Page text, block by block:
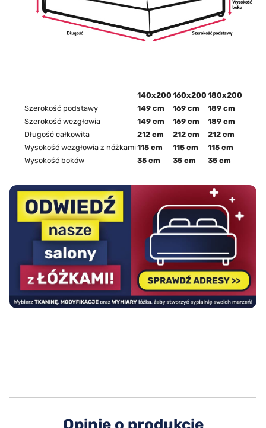
140x200 160x200 180x200
Szerokość podstawy
149 cm 169 cm
189 cm
Szerokość wezgłowia
149 cm 169 cm
189 cm
Długość całkowita
212 cm 212 cm
212 cm
Wysokość wezgłowia z nóżkami115 cm 115 cm
115 cm
Wysokość boków
35 cm 35 cm 35 cm